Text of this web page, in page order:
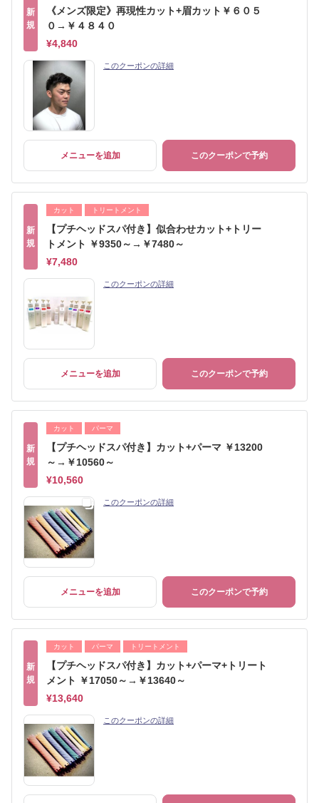
新
規
《メンズ限定》再現性カット+眉カット￥６０５
０→￥４８４０
¥4,840
このクーポンの詳細
メニューを追加 このクーポンで予約
新
規
カット トリートメント
【プチヘッドスパ付き】似合わせカット+トリー
トメント ￥9350～→￥7480～
¥7,480
このクーポンの詳細
メニューを追加 このクーポンで予約
新
規
カット パーマ
【プチヘッドスパ付き】カット+パーマ ￥13200
～→￥10560～
¥10,560
このクーポンの詳細
メニューを追加 このクーポンで予約
新
規
カット パーマ トリートメント
【プチヘッドスパ付き】カット+パーマ+トリート
メント ￥17050～→￥13640～
¥13,640
このクーポンの詳細